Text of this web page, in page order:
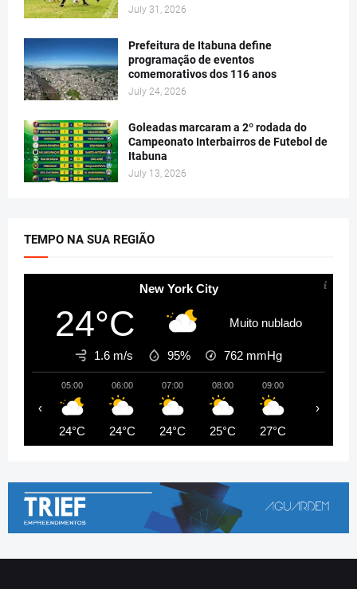
July 31, 2026
Prefeitura de Itabuna define
programação de eventos
comemorativos dos 116 anos
July 24, 2026
Goleadas marcaram a 2º rodada do
Campeonato Interbairros de Futebol de
Itabuna
July 13, 2026
TEMPO NA SUA REGIÃO
New York City
24°C Muito nublado
1.6 m/s 95% 762 mmHg
05:00
24°C
06:00
24°C
07:00
24°C
08:00
25°C
09:00
27°C
‹ ›